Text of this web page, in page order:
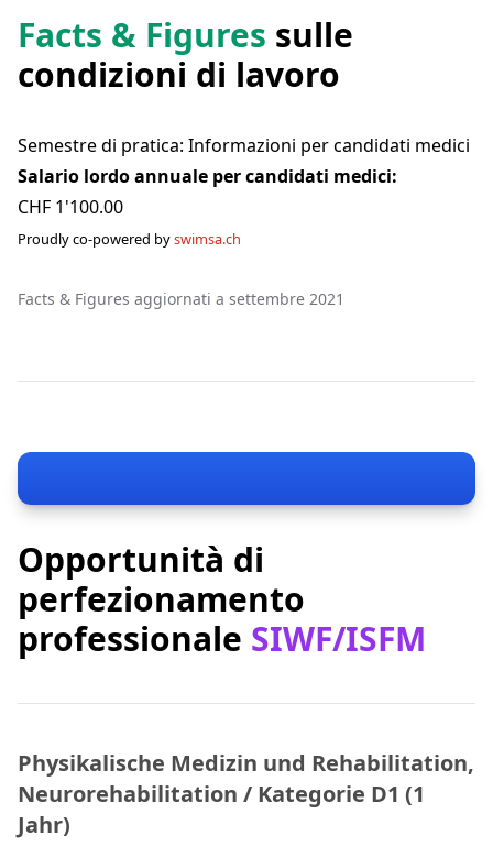
Facts & Figures sulle
condizioni di lavoro
Semestre di pratica: Informazioni per candidati medici
Salario lordo annuale per candidati medici:
CHF 1'100.00
Proudly co-powered byswimsa.ch
Facts & Figures aggiornati a settembre 2021
Opportunità di
perfezionamento
professionale SIWF/ISFM
Physikalische Medizin und Rehabilitation,
Neurorehabilitation / Kategorie D1 (1
Jahr)